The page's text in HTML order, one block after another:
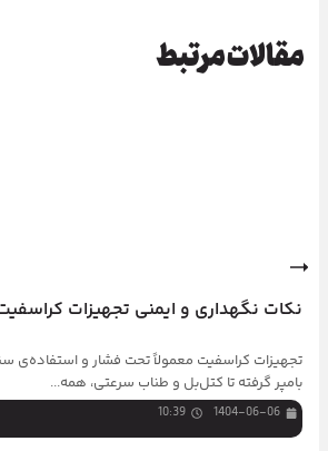
مقالات مرتبط
نکات نگهداری و ایمنی تجهیزات
تجهیزات کراسفیت معمولاً تحت فشار و استفاده‌ی
بامپر گرفته تا کتل‌بل و طناب سرعتی، همه...
1404-06-06
10:39